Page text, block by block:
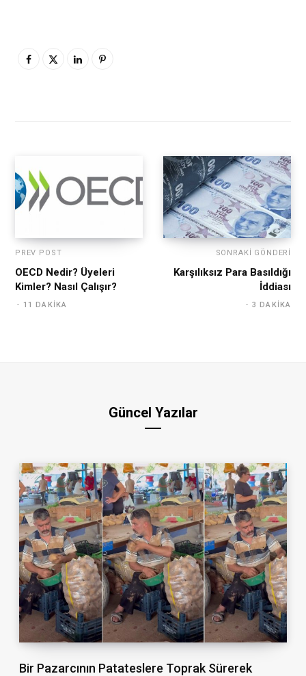
PREV POST
OECD Nedir? Üyeleri
Kimler? Nasıl Çalışır?
11 DAKIKA
SONRAKI GÖNDERI
Karşılıksız Para Basıldığı
İddiası
3 DAKIKA
Güncel Yazılar
Bir Pazarcının Patateslere Toprak Sürerek